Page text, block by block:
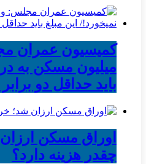
میلیون مسکن به
باید حداقل دو
اوراق مسکن
چقدر هزینه دارد؟